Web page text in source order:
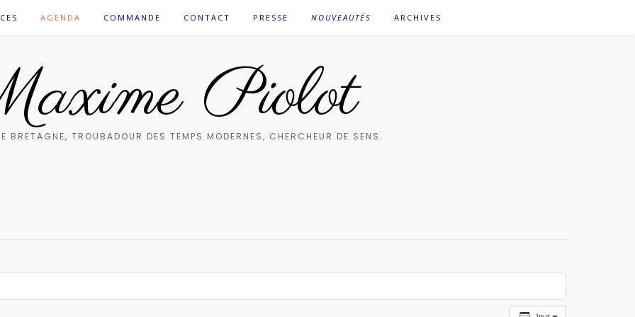
AGENDA COMMANDE CONTACT PRESSE NOUVEAUTÉS ARCHIVES
Piolot
BRETAGNE, TROUBADOUR DES TEMPS MODERNES, CHERCHEUR DE SENS.